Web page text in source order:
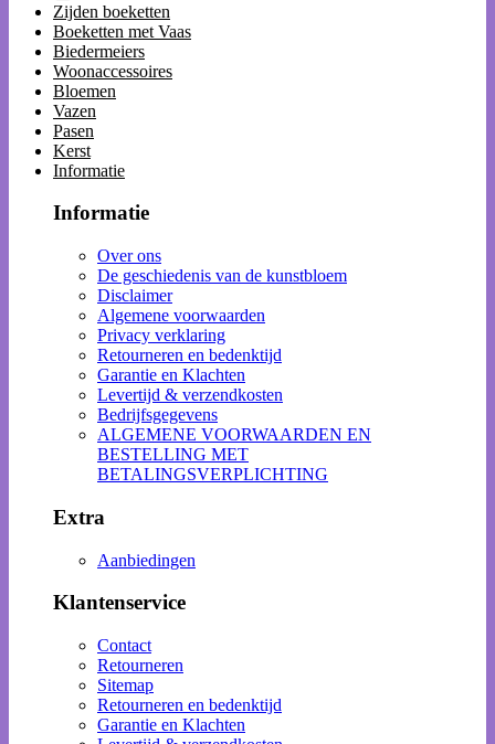
Zijden boeketten
Boeketten met Vaas
Biedermeiers
Woonaccessoires
Bloemen
Vazen
Pasen
Kerst
Informatie
Informatie
Over ons
De geschiedenis van de kunstbloem
Disclaimer
Algemene voorwaarden
Privacy verklaring
Retourneren en bedenktijd
Garantie en Klachten
Levertijd & verzendkosten
Bedrijfsgegevens
ALGEMENE VOORWAARDEN EN
BESTELLING MET
BETALINGSVERPLICHTING
Extra
Aanbiedingen
Klantenservice
Contact
Retourneren
Sitemap
Retourneren en bedenktijd
Garantie en Klachten